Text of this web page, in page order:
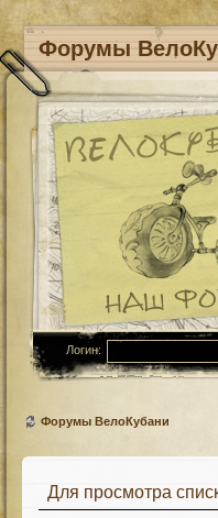
Форумы
Логин:
Форумы ВелоКубани
Для просмотра